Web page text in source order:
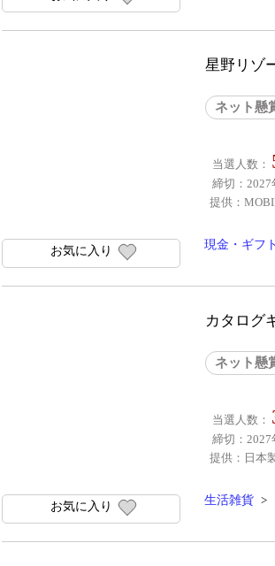
星野リゾ
ネット懸
当選人数：
締切：2027
提供：
お気に入り 現金・ギフ
カタログ
ネット懸
当選人数：
締切：2027
提供：日本
お気に入り 生活雑貨 >